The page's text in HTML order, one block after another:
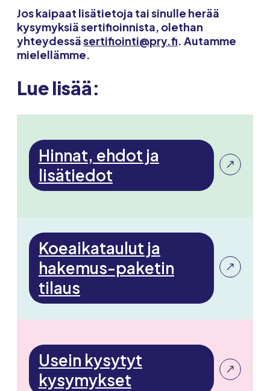
Jos kaipaat lisätietoja tai sinulle herää
kysymyksiä sertifioinnista, olethan
yhteydessäsertifiointi@pry.fi. Autamme
mielellämme.
Lue lisää:
Hinnat, ehdot ja
lisätiedot
Koeaikataulut ja
hakemus-paketin
tilaus
Usein kysytyt
kysymykset